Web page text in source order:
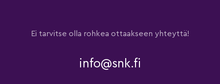
Ei tarvitse olla rohkea ottaakseen yhteyttä!
info@snk.fi